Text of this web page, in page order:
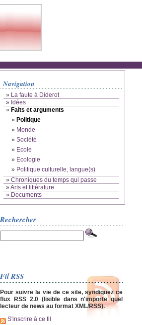
Navigation
» La faute à Diderot
» Idées
» Faits et arguments
» Politique
» Monde
» Société
» Ecole
» Ecologie
» Politique culturelle, langue(s)
» Chroniques du temps qui passe
»Arts et littérature
» Documents
Rechercher
Fil RSS
Pour suivre la vie de ce site, syndiquez ce
flux RSS 2.0 (lisible dans n'importe quel
lecteur de news au format XML/RSS).
S'inscrire à ce fil